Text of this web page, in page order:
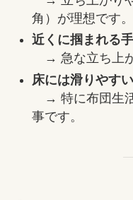
角）が理想です。
近くに掴まれる
→ 急な立ち上が
床には滑りやす
→ 特に布団生
事です。